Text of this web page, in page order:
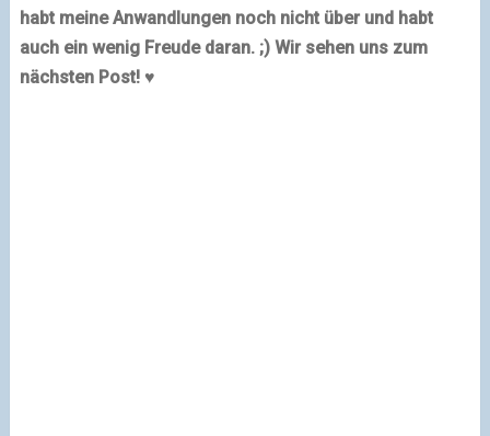
habt meine Anwandlungen noch nicht über und habt
auch ein wenig Freude daran. ;) Wir sehen uns zum
nächsten Post! ♥